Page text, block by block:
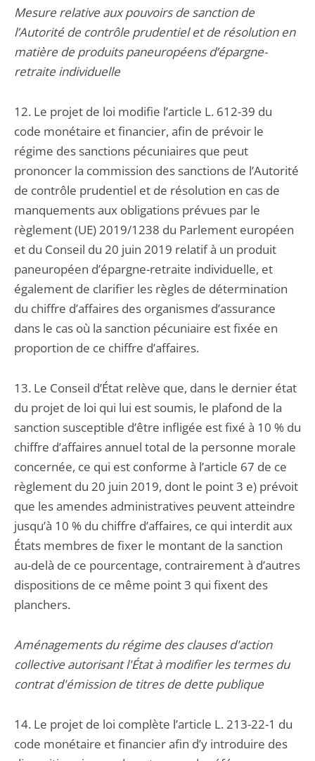
Mesure relative aux pouvoirs de sanction de
l’Autorité de contrôle prudentiel et de résolution en
matière de produits paneuropéens d’épargne-
retraite individuelle
12. Le projet de loi modifie l’article L. 612-39 du
code monétaire et financier, afin de prévoir le
régime des sanctions pécuniaires que peut
prononcer la commission des sanctions de l’Autorité
de contrôle prudentiel et de résolution en cas de
manquements aux obligations prévues par le
règlement (UE) 2019/1238 du Parlement européen
et du Conseil du 20 juin 2019 relatif à un produit
paneuropéen d’épargne-retraite individuelle, et
également de clarifier les règles de détermination
du chiffre d’affaires des organismes d’assurance
dans le cas où la sanction pécuniaire est fixée en
proportion de ce chiffre d’affaires.
13. Le Conseil d’État relève que, dans le dernier état
du projet de loi qui lui est soumis, le plafond de la
sanction susceptible d’être infligée est fixé à 10 % du
chiffre d’affaires annuel total de la personne morale
concernée, ce qui est conforme à l’article 67 de ce
règlement du 20 juin 2019, dont le point 3 e) prévoit
que les amendes administratives peuvent atteindre
jusqu’à 10 % du chiffre d’affaires, ce qui interdit aux
États membres de fixer le montant de la sanction
au-delà de ce pourcentage, contrairement à d’autres
dispositions de ce même point 3 qui fixent des
planchers.
Aménagements du régime des clauses d'action
collective autorisant l'État à modifier les termes du
contrat d'émission de titres de dette publique
14. Le projet de loi complète l’article L. 213-22-1 du
code monétaire et financier afin d’y introduire des